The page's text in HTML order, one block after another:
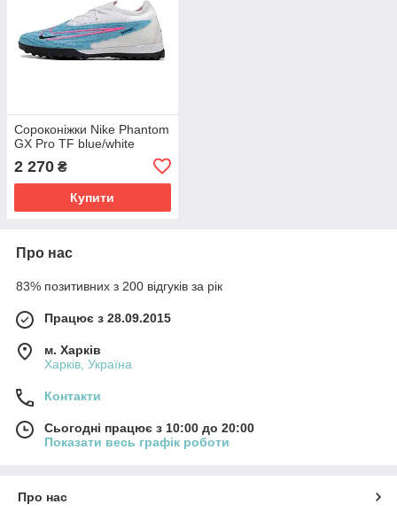
Сороконіжки Nike Phantom
GX Pro TF blue/white
2 270 ₴
Купити
Про нас
83% позитивних з 200 відгуків за рік
Працює з 28.09.2015
м. Харків
Харків, Україна
Контакти
Сьогодні працює з 10:00 до 20:00
Показати весь графік роботи
Про нас